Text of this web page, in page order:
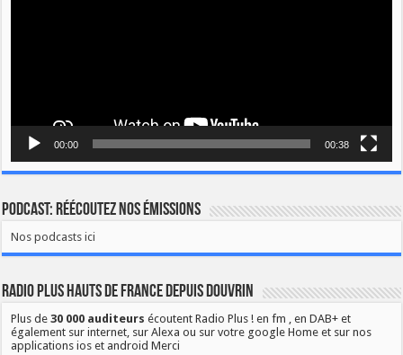
00:00 00:38
Podcast: Réécoutez nos émissions
Nos podcasts ici
Radio Plus Hauts de France depuis Douvrin
Plus de30 000 auditeurs écoutent Radio Plus ! en fm , en DAB+ et
également sur internet, sur Alexa ou sur votre google Home et sur nos
applications ios et android Merci